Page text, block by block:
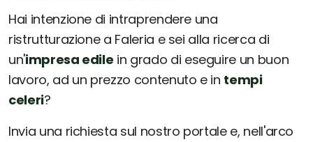
Hai intenzione di intraprendere una
ristrutturazione a Faleria e sei alla ricerca di
un'impresa edile in grado di eseguire un buon
lavoro, ad un prezzo contenuto e in tempi
celeri?
Invia una richiesta sul nostro portale e, nell'arco